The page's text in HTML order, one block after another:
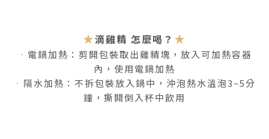
★滴雞精 怎麼喝？ ★
． 電鍋加熱：剪開包裝取出雞精塊，放入可加熱容器
內，使用電鍋加熱
． 隔水加熱：不拆包裝放入鍋中，沖泡熱水溫泡3~5分
鐘，撕開倒入杯中飲用